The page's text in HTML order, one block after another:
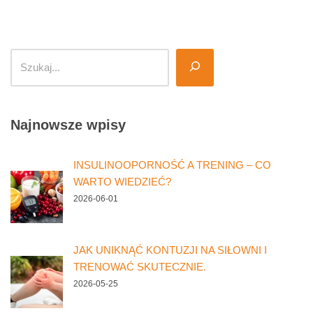
Najnowsze wpisy
INSULINOOPORNOŚĆ A TRENING – CO
WARTO WIEDZIEĆ?
2026-06-01
JAK UNIKNĄĆ KONTUZJI NA SIŁOWNI I
TRENOWAĆ SKUTECZNIE.
2026-05-25